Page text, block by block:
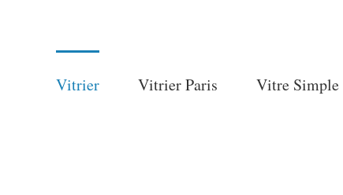
Vitrier Vitrier Paris Vitre Simple